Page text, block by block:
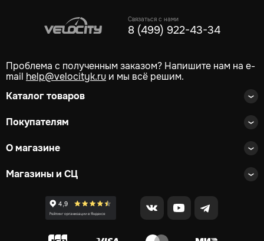
Связаться с нами
8 (499) 922-43-34
Проблема с полученным заказом? Напишите нам на e-
mail help@velocityk.ru и мы всё решим.
Каталог товаров
Покупателям
О магазине
Магазины и СЦ